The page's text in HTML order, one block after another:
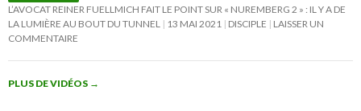
L’AVOCAT REINER FUELLMICH FAIT LE POINT SUR « NUREMBERG 2 » : IL Y A DE
LA LUMIÈRE AU BOUT DU TUNNEL
13 MAI 2021 DISCIPLE
LAISSER UN
COMMENTAIRE
PLUS DE VIDÉOS →